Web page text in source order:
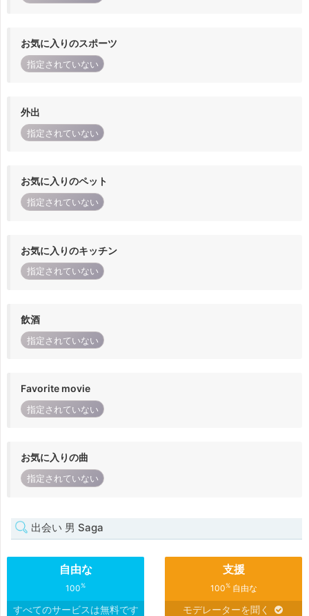
お気に入りのスポーツ
指定されていない
外出
指定されていない
お気に入りのペット
指定されていない
お気に入りのキッチン
指定されていない
飲酒
指定されていない
Favorite movie
指定されていない
お気に入りの曲
指定されていない
出会い 男 Saga
自由な
100%
すべてのサービスは無料です
支援
100%自由な
モデレーターを聞く